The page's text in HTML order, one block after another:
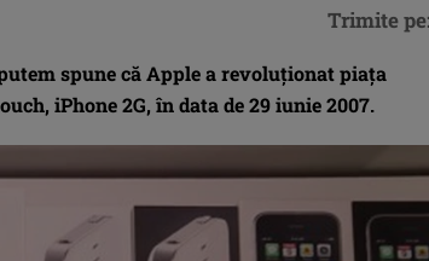
spune că Apple a revoluționat piața
iPhone 2G, în data de 29 iunie 2007.
Trimite pe: